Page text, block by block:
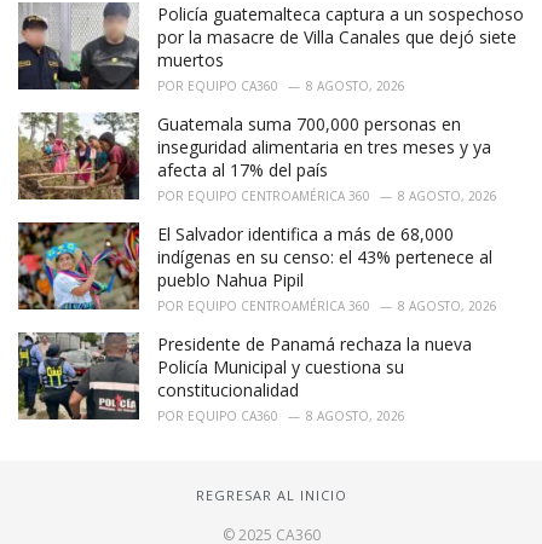
Policía guatemalteca captura a un sospechoso
por la masacre de Villa Canales que dejó siete
muertos
POR EQUIPO CA360 8 AGOSTO, 2026
Guatemala suma 700,000 personas en
inseguridad alimentaria en tres meses y ya
afecta al 17% del país
POR EQUIPO CENTROAMÉRICA 360 8 AGOSTO, 2026
El Salvador identifica a más de 68,000
indígenas en su censo: el 43% pertenece al
pueblo Nahua Pipil
POR EQUIPO CENTROAMÉRICA 360 8 AGOSTO, 2026
Presidente de Panamá rechaza la nueva
Policía Municipal y cuestiona su
constitucionalidad
POR EQUIPO CA360 8 AGOSTO, 2026
REGRESAR AL INICIO
© 2025 CA360